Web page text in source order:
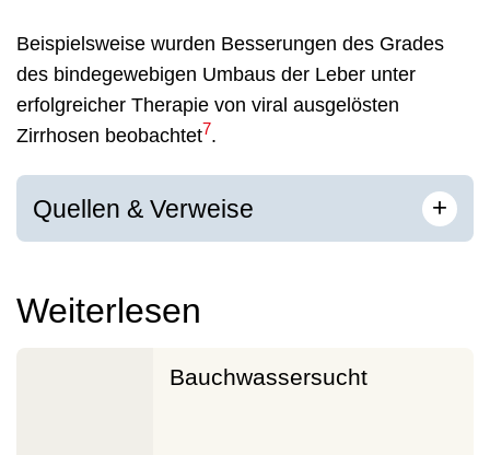
Beispielsweise wurden Besserungen des Grades
des bindegewebigen Umbaus der Leber unter
erfolgreicher Therapie von viral ausgelösten
Zirrhosen beobachtet7.
Quellen & Verweise +
Weiterlesen
Bauchwassersucht